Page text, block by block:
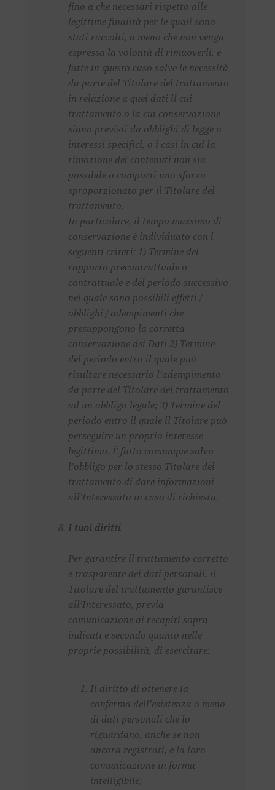
fino a che necessari rispetto alle
legittime finalità per le quali sono
stati raccolti, a meno che non venga
espressa la volontà di rimuoverli, e
fatte in questo caso salve le necessità
da parte del Titolare del trattamento
in relazione a quei dati il cui
trattamento o la cui conservazione
siano previsti da obblighi di legge o
interessi specifici, o i casi in cui la
rimozione dei contenuti non sia
possibile o comporti uno sforzo
sproporzionato per il Titolare del
trattamento.
In particolare, il tempo massimo di
conservazione è individuato con i
seguenti criteri: 1) Termine del
rapporto precontrattuale o
contrattuale e del periodo successivo
nel quale sono possibili effetti /
obblighi / adempimenti che
presuppongono la corretta
conservazione dei Dati 2) Termine
del periodo entro il quale può
risultare necessario l’adempimento
da parte del Titolare del trattamento
ad un obbligo legale; 3) Termine del
periodo entro il quale il Titolare può
perseguire un proprio interesse
legittimo. È fatto comunque salvo
l’obbligo per lo stesso Titolare del
trattamento di dare informazioni
all’Interessato in caso di richiesta.
I tuoi diritti
Per garantire il trattamento corretto
e trasparente dei dati personali, il
Titolare del trattamento garantisce
all’Interessato, previa
comunicazione ai recapiti sopra
indicati e secondo quanto nelle
proprie possibilità, di esercitare:
Il diritto di ottenere la
conferma dell’esistenza o meno
di dati personali che lo
riguardano, anche se non
ancora registrati, e la loro
comunicazione in forma
intelligibile;